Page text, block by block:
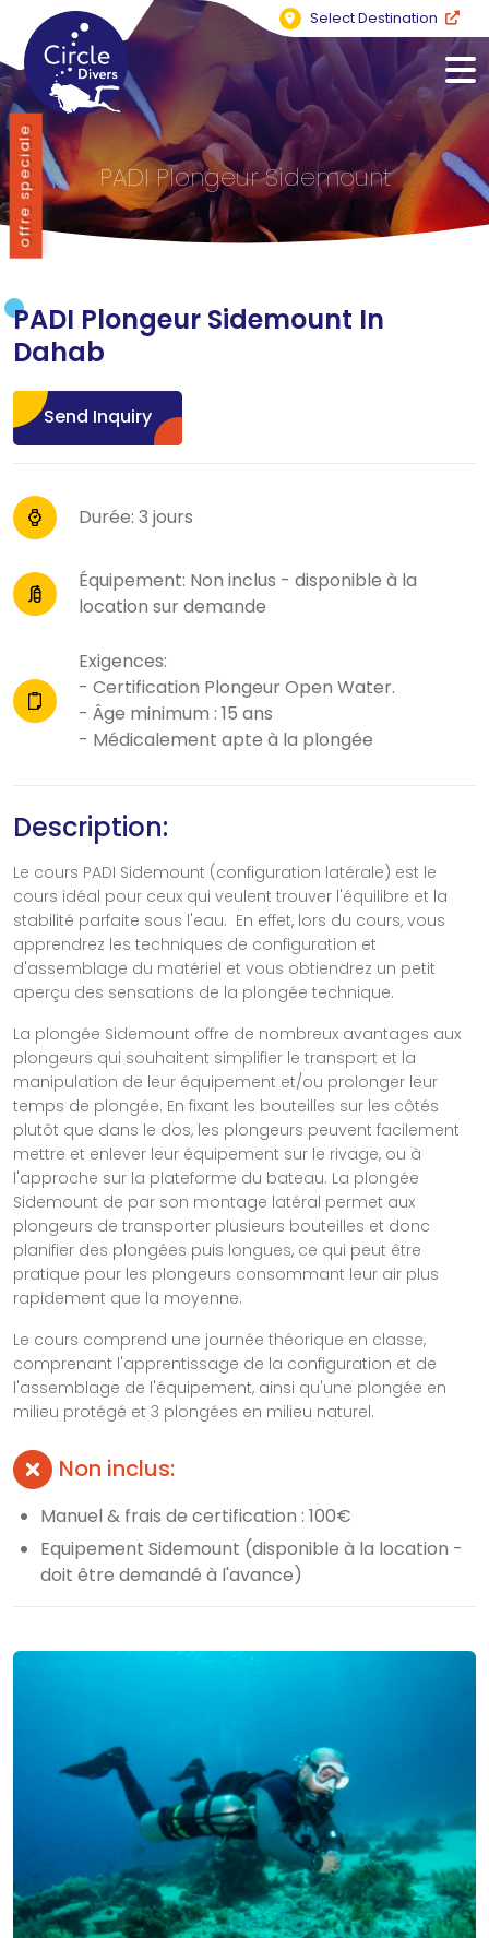
Select Destination
PADI Plongeur Sidemount
PADI Plongeur Sidemount In
Dahab
Send Inquiry
Durée: 3 jours
Équipement: Non inclus - disponible à la
location sur demande
Exigences:
- Certification Plongeur Open Water.
- Âge minimum : 15 ans
- Médicalement apte à la plongée
Description:
Le cours PADI Sidemount (configuration latérale) est le
cours idéal pour ceux qui veulent trouver l'équilibre et la
stabilité parfaite sous l'eau. En effet, lors du cours, vous
apprendrez les techniques de configuration et
d'assemblage du matériel et vous obtiendrez un petit
aperçu des sensations de la plongée technique.
La plongée Sidemount offre de nombreux avantages aux
plongeurs qui souhaitent simplifier le transport et la
manipulation de leur équipement et/ou prolonger leur
temps de plongée. En fixant les bouteilles sur les côtés
plutôt que dans le dos, les plongeurs peuvent facilement
mettre et enlever leur équipement sur le rivage, ou à
l'approche sur la plateforme du bateau. La plongée
Sidemount de par son montage latéral permet aux
plongeurs de transporter plusieurs bouteilles et donc
planifier des plongées puis longues, ce qui peut être
pratique pour les plongeurs consommant leur air plus
rapidement que la moyenne.
Le cours comprend une journée théorique en classe,
comprenant l'apprentissage de la configuration et de
l'assemblage de l'équipement, ainsi qu'une plongée en
milieu protégé et 3 plongées en milieu naturel.
Non inclus:
Manuel & frais de certification : 100€
Equipement Sidemount (disponible à la location -
doit être demandé à l'avance)
offre speciale